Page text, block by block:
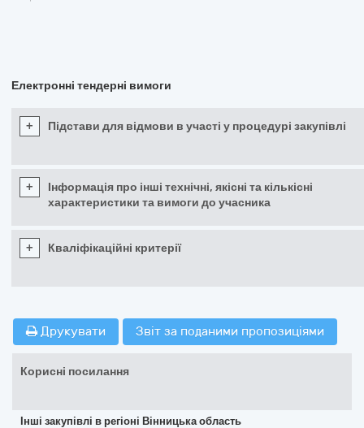
Електронні тендерні вимоги
+ Підстави для відмови в участі у процедурі закупівлі
+
Інформація про інші технічні, якісні та кількісні
характеристики та вимоги до учасника
+ Кваліфікаційні критерії
Друкувати Звіт за поданими пропозиціями
Корисні посилання
Інші закупівлі в регіоні Вінницька область